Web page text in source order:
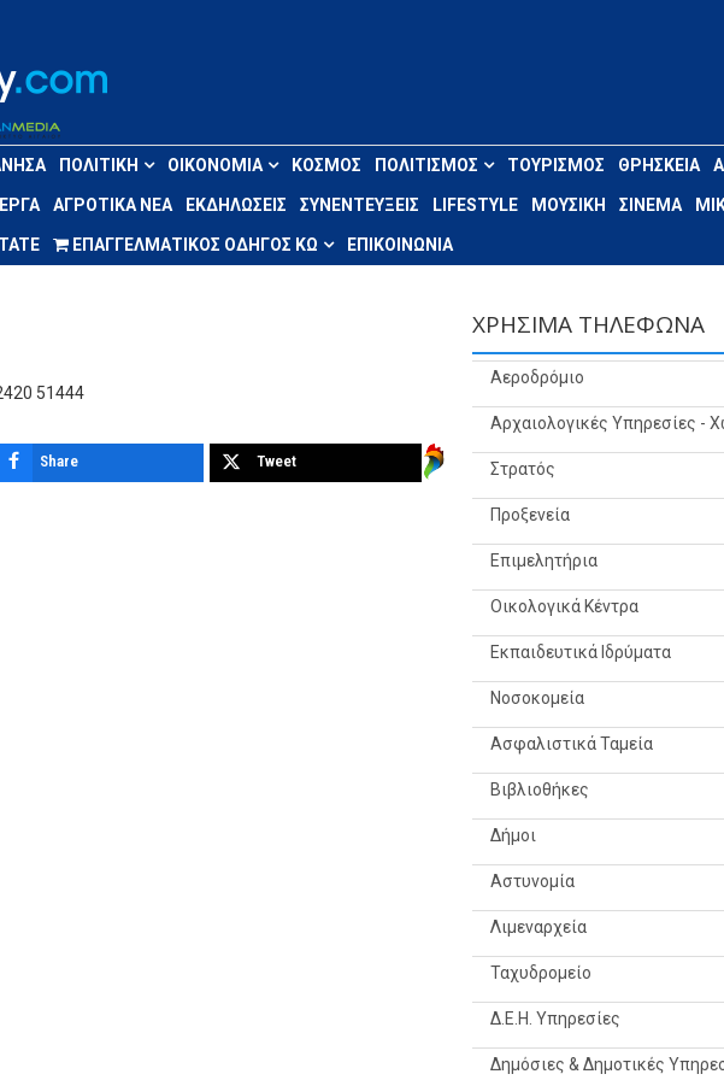
ΠΟΛΙΤΙΚΉ ΟΙΚΟΝΟΜΊΑ ΚΌΣΜΟΣ ΠΟΛΙΤΙΣΜΌΣ ΤΟΥΡΙΣΜΌΣ ΘΡΗΣΚΕΊΑ
ΑΓΡΟΤΙΚΆ ΝΈΑ ΕΚΔΗΛΏΣΕΙΣ ΣΥΝΕΝΤΕΎΞΕΙΣ LIFESTYLE ΜΟΥΣΙΚΉ ΣΙΝΕΜΆ
ΕΠΑΓΓΕΛΜΑΤΙΚΌΣ ΟΔΗΓΌΣ ΚΩ ΕΠΙΚΟΙΝΩΝΊΑ
51444
Share Tweet
ΧΡΉΣΙΜΑ ΤΗΛΈΦΩΝΑ
Αεροδρόμιο
Αρχαιολογικές Υπηρεσίες -
Στρατός
Προξενεία
Επιμελητήρια
Οικολογικά Κέντρα
Εκπαιδευτικά Ιδρύματα
Νοσοκομεία
Ασφαλιστικά Ταμεία
Βιβλιοθήκες
Δήμοι
Αστυνομία
Λιμεναρχεία
Ταχυδρομείο
Δ.Ε.Η. Υπηρεσίες
Δημόσιες & Δημοτικές